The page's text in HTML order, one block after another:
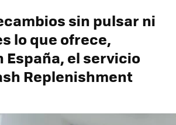
sin pulsar ni
lo que ofrece,
España, el servicio
Replenishment